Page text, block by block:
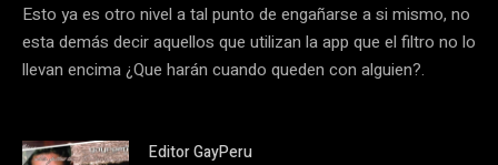
Esto ya es otro nivel a tal punto de engañarse a si mismo, no
esta demás decir aquellos que utilizan la app que el filtro no lo
llevan encima ¿Que harán cuando queden con alguien?.
Editor GayPeru